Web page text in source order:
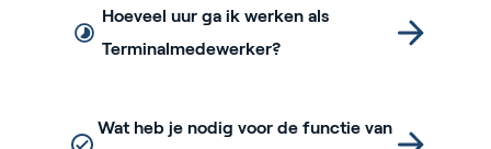
Hoeveel uur ga ik werken als
Terminalmedewerker?
Wat heb je nodig voor de functie van